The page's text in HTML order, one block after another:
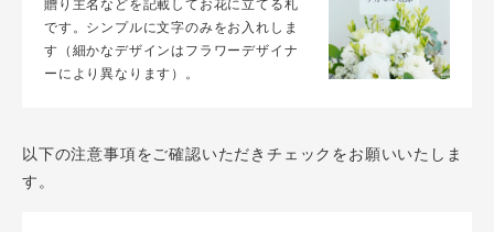
贈り主名などを記載してお花に立てる札
です。シンプルに文字のみをお入れしま
す（細かなデザインはフラワーデザイナ
ーにより異なります）。
以下の注意事項をご確認いただきチェックをお願いいたしま
す。